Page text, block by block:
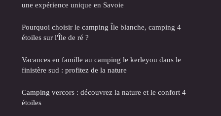
une expérience unique en Savoie
Pourquoi choisir le camping Île blanche, camping 4
étoiles sur l'Île de ré ?
Vacances en famille au camping le kerleyou dans le
finistère sud : profitez de la nature
Camping vercors : découvrez la nature et le confort 4
étoiles